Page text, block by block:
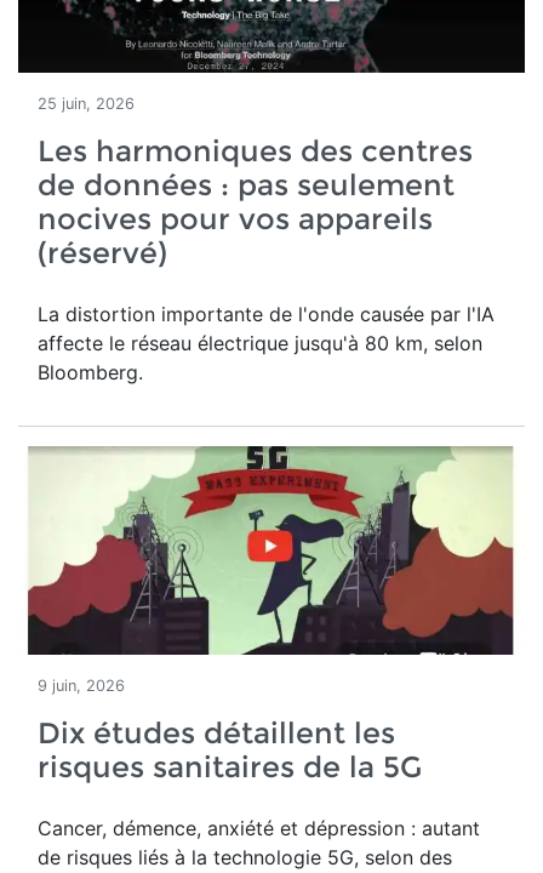
25 juin, 2026
Les harmoniques des centres
de données : pas seulement
nocives pour vos appareils
(réservé)
La distortion importante de l'onde causée par l'IA
affecte le réseau électrique jusqu'à 80 km, selon
Bloomberg.
9 juin, 2026
Dix études détaillent les
risques sanitaires de la 5G
Cancer, démence, anxiété et dépression : autant
de risques liés à la technologie 5G, selon des